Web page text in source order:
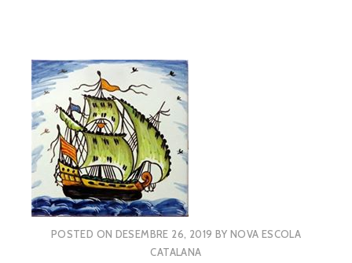
POSTED ON DESEMBRE 26, 2019 BY NOVA ESCOLA
CATALANA